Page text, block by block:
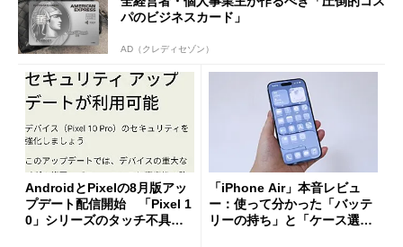
パのビジネスカード」
AD（クレディセゾン）
AndroidとPixelの8月版アッ
プデート配信開始 「Pixel 1
0」シリーズのタッチ不具合
「iPhone Air」本音レビュ
ー：使って分かった「バッテ
リーの持ち」と「ケース選